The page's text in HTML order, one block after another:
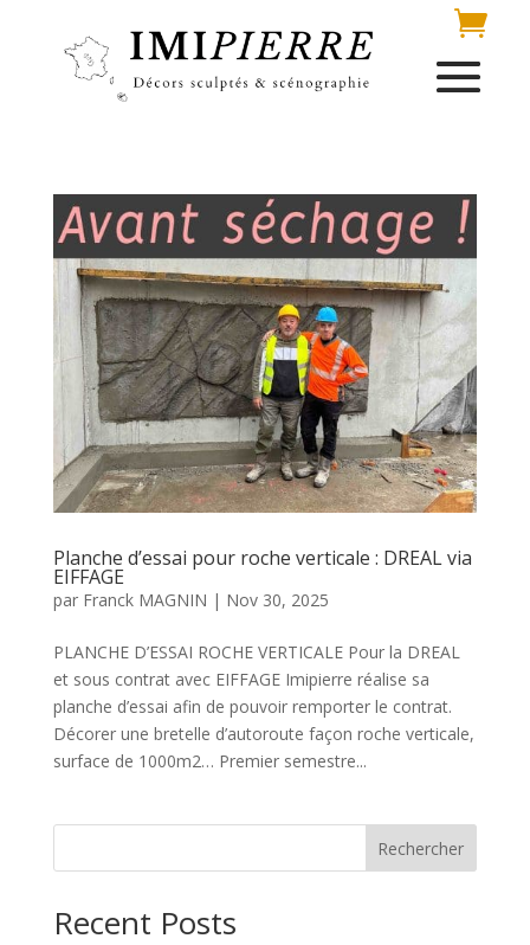
Planche d’essai pour roche verticale : DREAL via
EIFFAGE
par Franck MAGNIN | Nov 30, 2025
PLANCHE D’ESSAI ROCHE VERTICALE Pour la DREAL
et sous contrat avec EIFFAGE Imipierre réalise sa
planche d’essai afin de pouvoir remporter le contrat.
Décorer une bretelle d’autoroute façon roche verticale,
surface de 1000m2… Premier semestre...
Rechercher
Recent Posts